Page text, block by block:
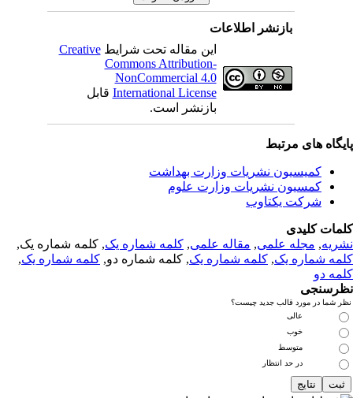
بازنشر اطلاعات
این مقاله تحت شرایطCreative
Commons Attribution-
NonCommercial 4.0
International Licenseقابل
بازنشر است.
های مرتبط
کمیسیون نشریات وزارت بهداشت
کمسیون نشریات وزارت علوم
شرکت یکتاوب
کلیدی
,مجله علمی, مقاله علمی, کلمه شماره یک, کلمه شماره یک,
شماره یک,کلمه شماره یک, کلمه شماره دو,کلمه شماره یک,
دو
شما در مورد قالب جدید چیست؟
عالی
خوب
متوسط
در حد انتظار